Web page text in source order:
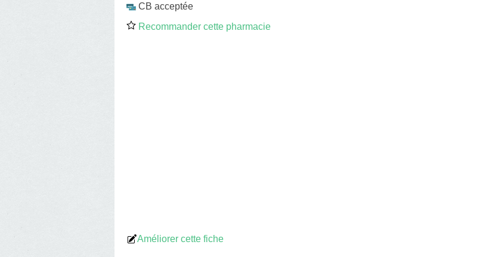
CB acceptée
Recommander cette pharmacie
Améliorer cette fiche